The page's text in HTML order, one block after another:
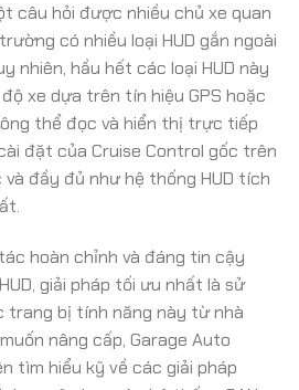
câu hỏi được nhiều chủ xe quan
có nhiều loại HUD gắn ngoài
nhiên, hầu hết các loại HUD này
xe dựa trên tín hiệu GPS hoặc
thể đọc và hiển thị trực tiếp
đặt của Cruise Control gốc trên
đầy đủ như hệ thống HUD tích
hoàn chỉnh và đáng tin cậy
giải pháp tối ưu nhất là sử
trang bị tính năng này từ nhà
nâng cấp, Garage Auto
tìm hiểu kỹ về các giải pháp